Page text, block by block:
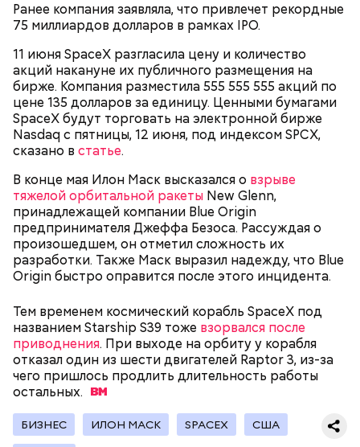
Ранее компания заявляла, что привлечет рекордные
75 миллиардов долларов в рамках IPO.
11 июня SpaceX разгласила цену и количество
акций накануне их публичного размещения на
бирже. Компания разместила 555 555 555 акций по
цене 135 долларов за единицу. Ценными бумагами
SpaceX будут торговать на электронной бирже
Nasdaq с пятницы, 12 июня, под индексом SPCX,
сказано в статье.
В конце мая Илон Маск высказался о взрыве
тяжелой орбитальной ракеты New Glenn,
принадлежащей компании Blue Origin
предпринимателя Джеффа Безоса. Рассуждая о
произошедшем, он отметил сложность их
разработки. Также Маск выразил надежду, что Blue
Origin быстро оправится после этого инцидента.
Тем временем космический корабль SpaceX под
названием Starship S39 тоже взорвался после
приводнения. При выходе на орбиту у корабля
отказал один из шести двигателей Raptor 3, из-за
чего пришлось продлить длительность работы
остальных.
БИЗНЕС ИЛОН МАСК SPACEX США
Фото: Shutterstock
Главная особенность острова Сокотра —
драконовые деревья, которые растут только здесь.
Внешне они напоминают большие грибы, а
драконовыми их называют из-за красного цвета
смолы, которую местные жители сравнивают с
кровью дракона. Они же используют ее в
медицинских целях и красят ей ткань и волосы.
Он находился на посту менеджера, занимался
наймом персонала и продажей продуктов. В 2000
году Балмер сменил Билла Гейтса на посту
генерального директора. Им он оставался до 2014
года, после чего ушел с поста, но остался
держателем акций компании. Сейчас его состояние
оценивается в 126 миллиардов долларов.
Сергей Брин